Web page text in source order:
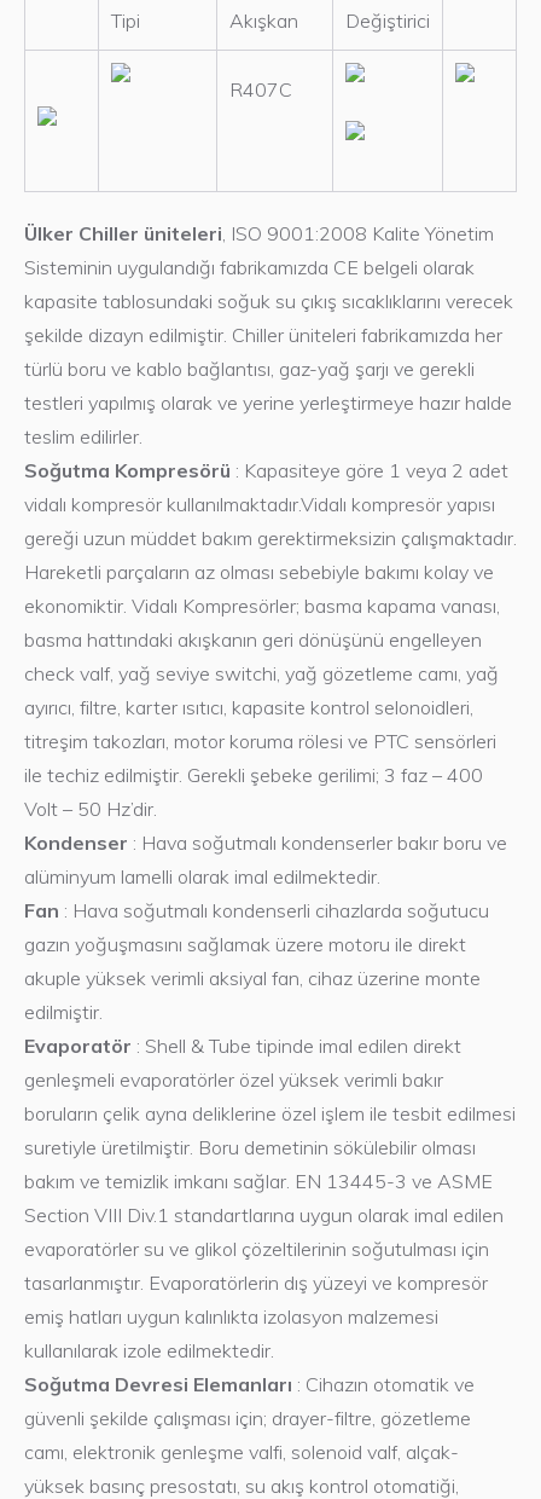
Tipi
Akışkan
Değiştirici
R407C
Ülker Chiller üniteleri , ISO 9001:2008 Kalite Yönetim
Sisteminin uygulandığı fabrikamızda CE belgeli olarak
kapasite tablosundaki soğuk su çıkış sıcaklıklarını verecek
şekilde dizayn edilmiştir. Chiller üniteleri fabrikamızda her
türlü boru ve kablo bağlantısı, gaz-yağ şarjı ve gerekli
testleri yapılmış olarak ve yerine yerleştirmeye hazır halde
teslim edilirler.
Soğutma Kompresörü : Kapasiteye göre 1 veya 2 adet
vidalı kompresör kullanılmaktadır.Vidalı kompresör yapısı
gereği uzun müddet bakım gerektirmeksizin çalışmaktadır.
Hareketli parçaların az olması sebebiyle bakımı kolay ve
ekonomiktir. Vidalı Kompresörler; basma kapama vanası,
basma hattındaki akışkanın geri dönüşünü engelleyen
check valf, yağ seviye switchi, yağ gözetleme camı, yağ
ayırıcı, filtre, karter ısıtıcı, kapasite kontrol selonoidleri,
titreşim takozları, motor koruma rölesi ve PTC sensörleri
ile techiz edilmiştir. Gerekli şebeke gerilimi; 3 faz – 400
Volt – 50 Hz’dir.
Kondenser : Hava soğutmalı kondenserler bakır boru ve
alüminyum lamelli olarak imal edilmektedir.
Fan : Hava soğutmalı kondenserli cihazlarda soğutucu
gazın yoğuşmasını sağlamak üzere motoru ile direkt
akuple yüksek verimli aksiyal fan, cihaz üzerine monte
edilmiştir.
Evaporatör : Shell & Tube tipinde imal edilen direkt
genleşmeli evaporatörler özel yüksek verimli bakır
boruların çelik ayna deliklerine özel işlem ile tesbit edilmesi
suretiyle üretilmiştir. Boru demetinin sökülebilir olması
bakım ve temizlik imkanı sağlar. EN 13445-3 ve ASME
Section VIII Div.1 standartlarına uygun olarak imal edilen
evaporatörler su ve glikol çözeltilerinin soğutulması için
tasarlanmıştır. Evaporatörlerin dış yüzeyi ve kompresör
emiş hatları uygun kalınlıkta izolasyon malzemesi
kullanılarak izole edilmektedir.
Soğutma Devresi Elemanları : Cihazın otomatik ve
güvenli şekilde çalışması için; drayer-filtre, gözetleme
camı, elektronik genleşme valfi, solenoid valf, alçak-
yüksek basınç presostatı, su akış kontrol otomatiği,